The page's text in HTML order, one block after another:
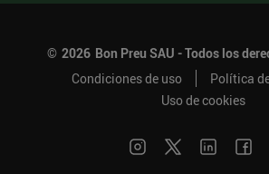
© 2026 Bon Preu SAU - Todos los
Condiciones de uso
Política
Uso de cookies